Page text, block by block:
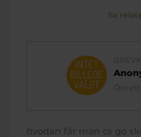
Se
hvodan får man cs go